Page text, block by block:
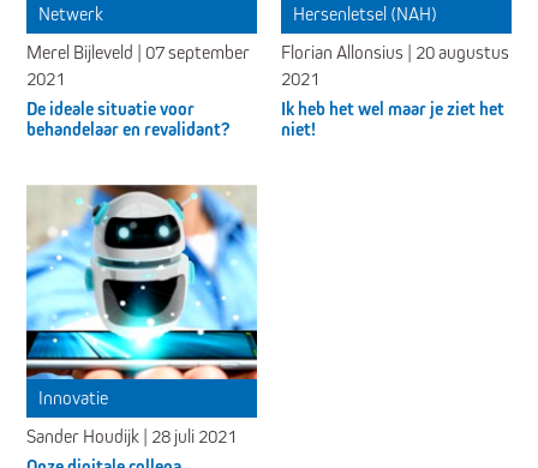
Netwerk
Merel Bijleveld | 07 september
2021
De ideale situatie voor
behandelaar en revalidant?
Hersenletsel (NAH)
Florian Allonsius | 20 augustus
2021
Ik heb het wel maar je ziet het
niet!
Innovatie
Sander Houdijk | 28 juli 2021